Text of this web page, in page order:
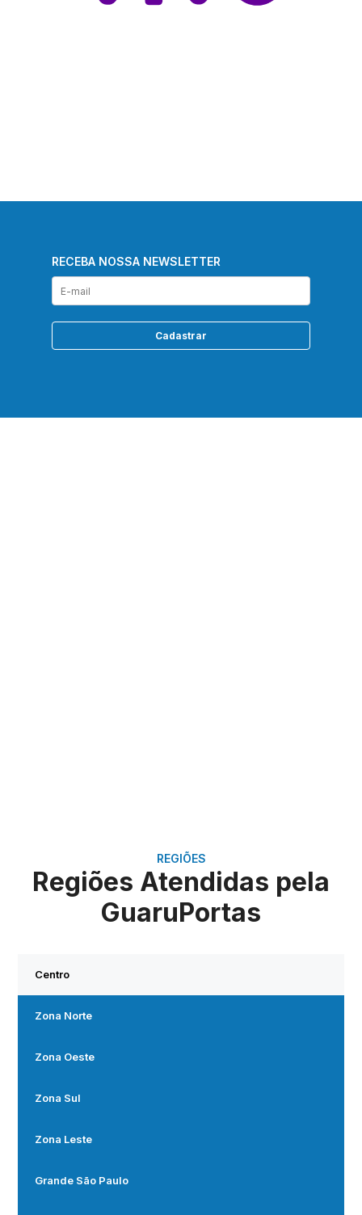
RECEBA NOSSA NEWSLETTER
Cadastrar
REGIÕES
Regiões Atendidas pela
GuaruPortas
Centro
Zona Norte
Zona Oeste
Zona Sul
Zona Leste
Grande São Paulo